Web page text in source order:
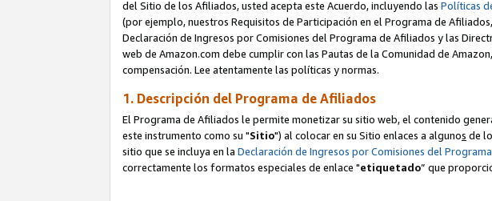
del Sitio de los Afiliados, usted acepta este Acuerdo, incluyendo las Políticas
(por ejemplo, nuestros Requisitos de Participación en el Programa de
Declaración de Ingresos por Comisiones del Programa de Afiliados y las
web de Amazon.com debe cumplir con las Pautas de la Comunidad de
compensación. Lee atentamente las políticas y normas.
1. Descripción del Programa de Afiliados
El Programa de Afiliados le permite monetizar su sitio web, el contenido
este instrumento como su "Sitio") al colocar en su Sitio enlaces a algunos de
sitio que se incluya en la Declaración de Ingresos por Comisiones del
correctamente los formatos especiales de enlace "etiquetado” que